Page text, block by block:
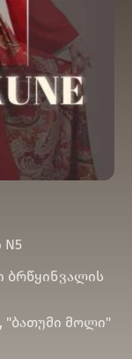
ბრწყინვალის
"ბათუმი მოლი"